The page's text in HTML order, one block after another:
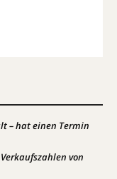
– hat einen Termin
von